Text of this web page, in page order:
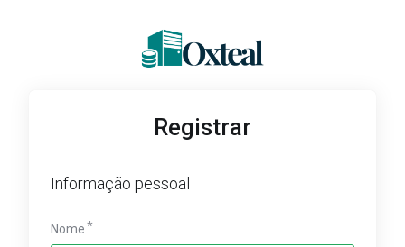
Registrar
Informação pessoal
Nome